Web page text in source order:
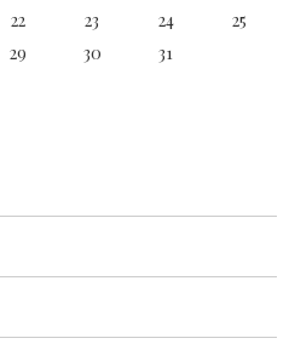
22 23 24
25
29 30 31